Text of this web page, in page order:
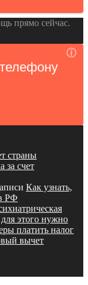
прямо сейчас.
страны
за счет
Как узнать,
РФ
этого нужно
платить налог
вычет